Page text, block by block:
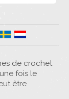
de crochet
fois le
être